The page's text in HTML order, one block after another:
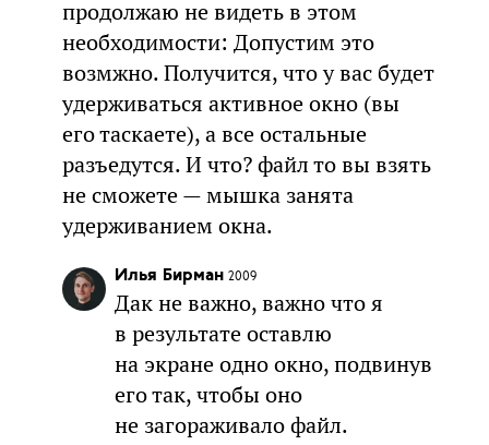
продолжаю не видеть в этом
необходимости: Допустим это
возмжно. Получится, что у вас будет
удерживаться активное окно (вы
его таскаете), а все остальные
разъедутся. И что? файл то вы взять
не сможете — мышка занята
удерживанием окна.
Илья Бирман 2009
Дак не важно, важно что я
в результате оставлю
на экране одно окно, подвинув
его так, чтобы оно
не загораживало файл.